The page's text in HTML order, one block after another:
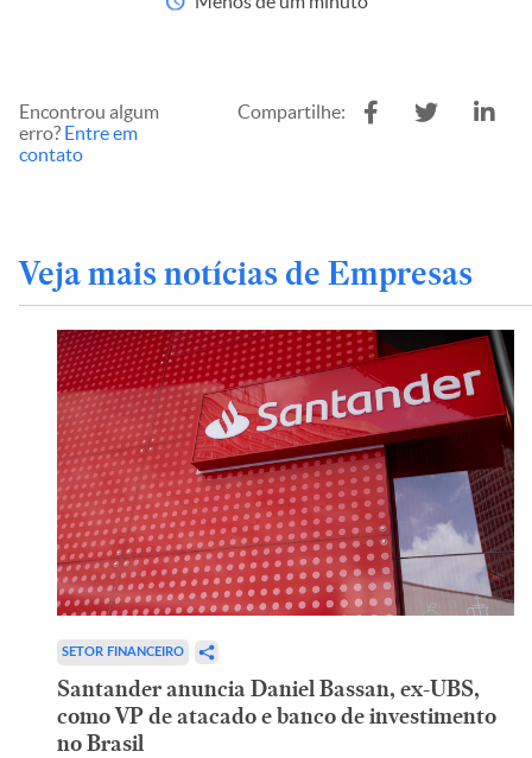
Encontrou algum
erro? Entre em
contato
Compartilhe:
Veja mais notícias de Empresas
SETOR FINANCEIRO
Santander anuncia Daniel Bassan, ex-UBS,
como VP de atacado e banco de investimento
no Brasil